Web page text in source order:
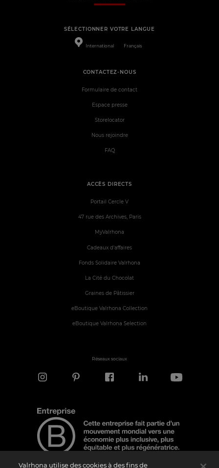
SÉLECTIONNER VOTRE LANGUE
International Français
ACCÈS DIRECTS
Portail Cercle V
47 rue des Archives, Paris
MyValrhona
Cadeaux d'affaires
Fonds Solidaire Valrhona
La Cité du Chocolat
Graines de Pâtissier
eBoutique Valrhona Collection
eBoutique Valrhona Selection
CONTACTEZ-NOUS
Formulaire de contact
Espace presse
Storelocator
Nous rejoindre
FAQ
Réseaux sociaux
Valrhona utilise des cookies à des fins de